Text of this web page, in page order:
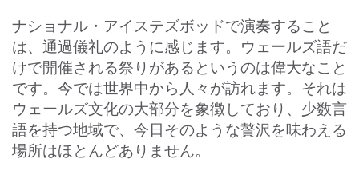
ナショナル・アイステズボッドで演奏すること
は、通過儀礼のように感じます。ウェールズ語だ
けで開催される祭りがあるというのは偉大なこと
です。今では世界中から人々が訪れます。それは
ウェールズ文化の大部分を象徴しており、少数言
語を持つ地域で、今日そのような贅沢を味わえる
場所はほとんどありません。